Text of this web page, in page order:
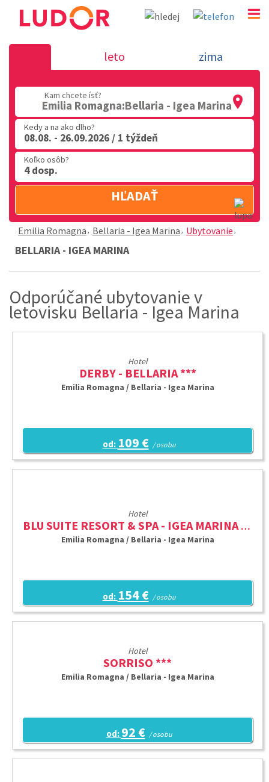
Bellaria - Igea Marina - Emilia
02 2063 3182
Po-Pia: 9.00 - 16.00
leto zima
Kam chcete ísť?
Emilia Romagna:Bellaria - Igea Marina
Kedy a na ako dlho?
08.08. - 26.09.2026 / 1 týždeň
Koľko osôb?
4 dosp.
HĽADAŤ
Emilia Romagna Bellaria - Igea Marina Ubytovanie
BELLARIA - IGEA MARINA
Odporúčané ubytovanie v
letovisku Bellaria - Igea Marina
Hotel
DERBY - BELLARIA ***
Emilia Romagna / Bellaria - Igea Marina
od: 109 € / osobu
Hotel
BLU SUITE RESORT & SPA - IGEA MARINA ****
Emilia Romagna / Bellaria - Igea Marina
od: 154 € / osobu
Hotel
SORRISO ***
Emilia Romagna / Bellaria - Igea Marina
od: 92 € / osobu